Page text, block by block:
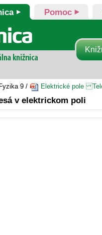
Pomoc
Fyzika 9 / Elektrické pole
v elektrickom poli